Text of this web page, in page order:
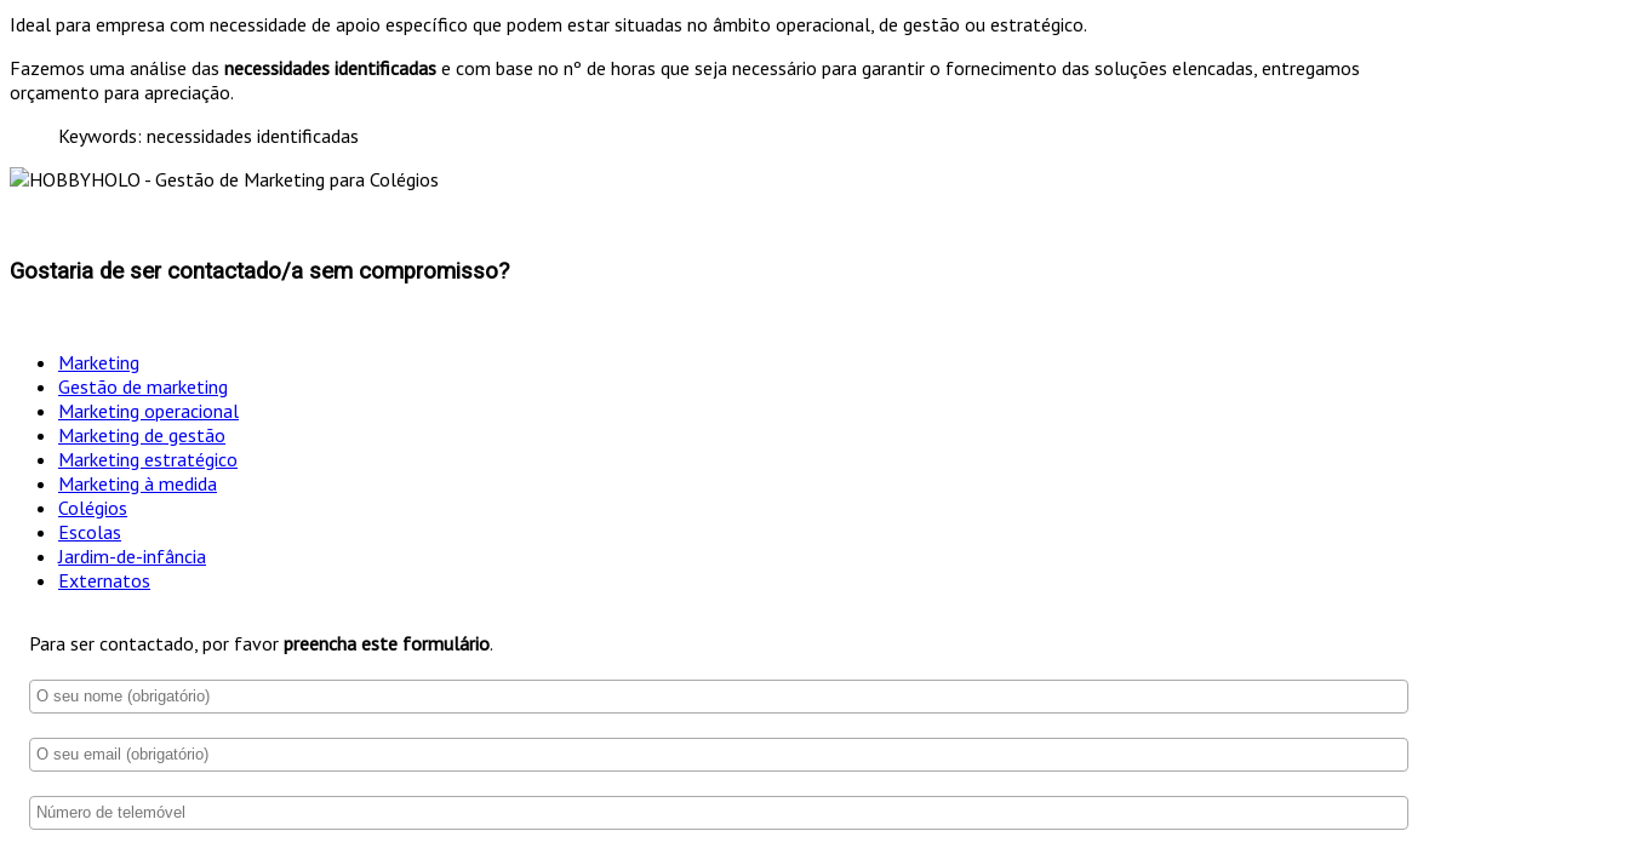
Ideal para empresa com necessidade de apoio específico que podem estar situadas no âmbito operacional, de gestão ou estratégico.
Fazemos uma análise das necessidades identificadas e com base no nº de horas que seja necessário para garantir o fornecimento das soluções elencadas, entregamos
orçamento para apreciação.
Keywords: necessidades identificadas
Gostaria de ser contactado/a sem compromisso?
Marketing
Gestão de marketing
Marketing operacional
Marketing de gestão
Marketing estratégico
Marketing à medida
Colégios
Escolas
Jardim-de-infância
Externatos
Para ser contactado, por favor preencha este formulário.